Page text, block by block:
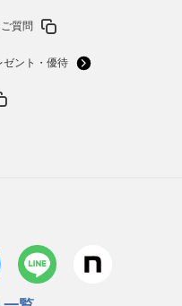
質問
ゼント・優待